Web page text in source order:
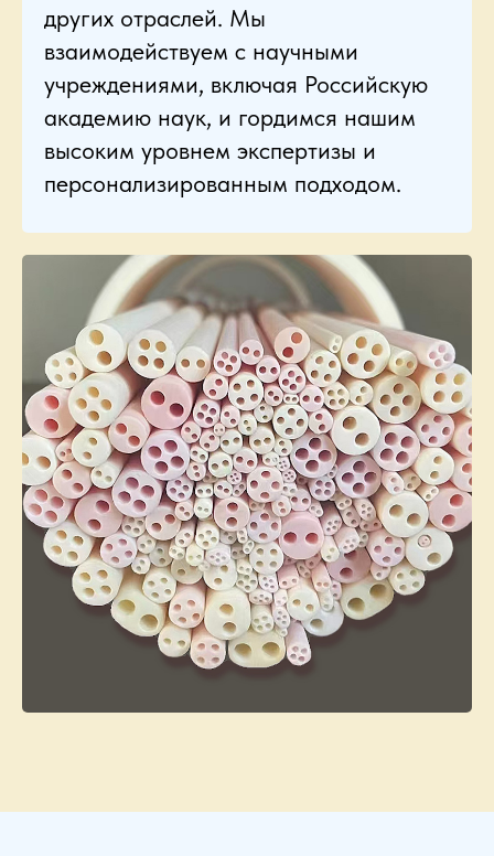
других отраслей. Мы
взаимодействуем с научными
учреждениями, включая Российскую
академию наук, и гордимся нашим
высоким уровнем экспертизы и
персонализированным подходом.